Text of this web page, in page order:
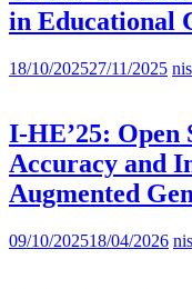
in Educational
18/10/202527/11/2025
I-HE’25: Open
Accuracy and
Augmented
09/10/202518/04/2026